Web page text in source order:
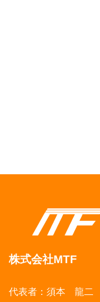
株式会社MTF
代表者：須本 龍二